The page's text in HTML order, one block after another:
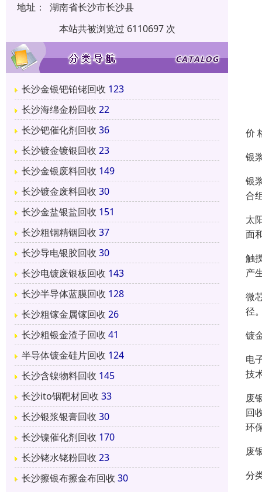
地址：
湖南省长沙市长沙县
本站共被浏览过 6110697 次
长沙金银钯铂铑回收 123
长沙海绵金粉回收 22
长沙钯催化剂回收 36
长沙镀金镀银回收 23
长沙金银废料回收 149
长沙镀金废料回收 30
长沙金盐银盐回收 151
长沙粗铟精铟回收 37
长沙导电银胶回收 30
长沙电镀废银板回收 143
长沙半导体蓝膜回收 128
长沙粗镓金属镓回收 26
长沙粗银金渣子回收 41
半导体镀金硅片回收 124
长沙含镍物料回收 145
长沙ito铟靶材回收 33
长沙银浆银膏回收 30
长沙镍催化剂回收 170
长沙铑水铑粉回收 23
长沙擦银布擦金布回收 30
价
银
银
合
太
面
触
产
微
径
镀
电
技
废
回
环
废
分